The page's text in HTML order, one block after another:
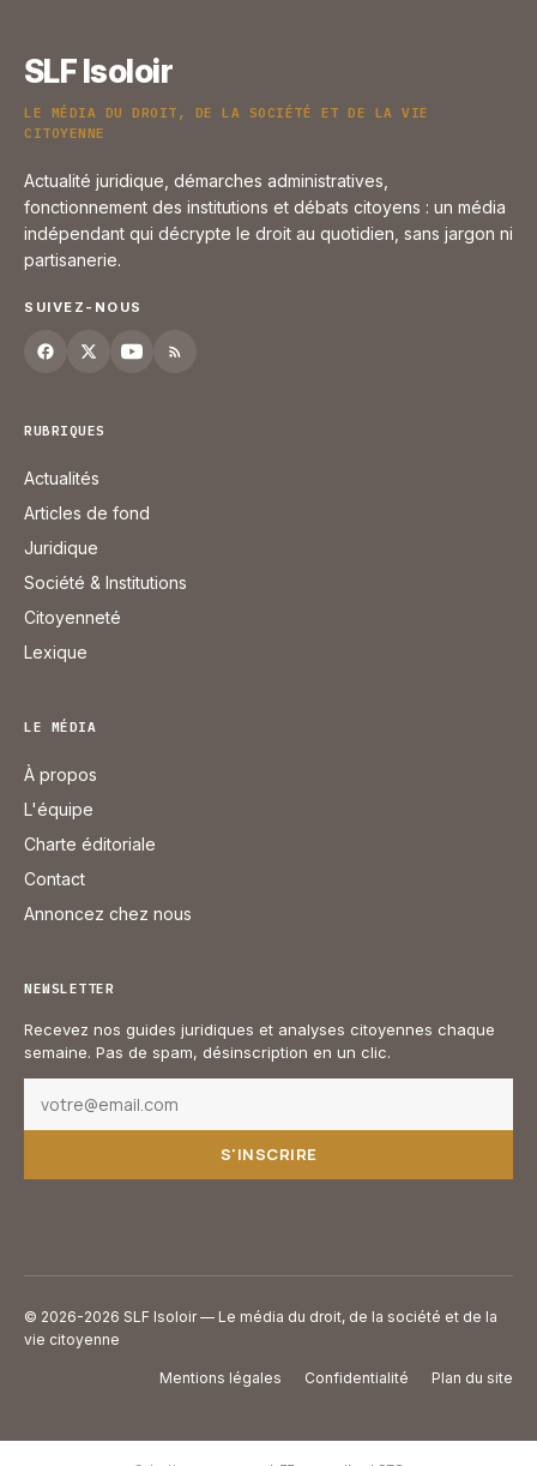
SLF Isoloir
LE MÉDIA DU DROIT, DE LA SOCIÉTÉ ET DE LA VIE
CITOYENNE
Actualité juridique, démarches administratives,
fonctionnement des institutions et débats citoyens : un média
indépendant qui décrypte le droit au quotidien, sans jargon ni
partisanerie.
SUIVEZ-NOUS
RUBRIQUES
Actualités
Articles de fond
Juridique
Société & Institutions
Citoyenneté
Lexique
LE MÉDIA
À propos
L'équipe
Charte éditoriale
Contact
Annoncez chez nous
NEWSLETTER
Recevez nos guides juridiques et analyses citoyennes chaque
semaine. Pas de spam, désinscription en un clic.
S'INSCRIRE
© 2026-2026 SLF Isoloir — Le média du droit, de la société et de la
vie citoyenne
Mentions légales Confidentialité Plan du site